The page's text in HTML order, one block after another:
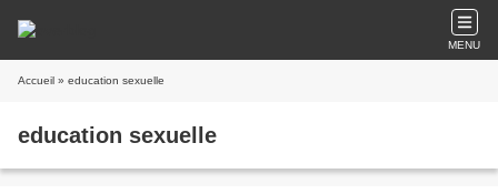
MENU
Accueil » education sexuelle
education sexuelle